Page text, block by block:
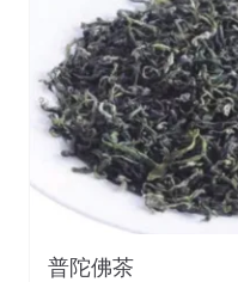
普陀佛茶